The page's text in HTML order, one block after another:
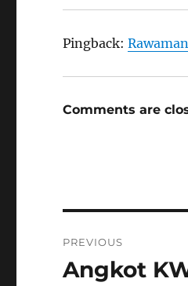
Pingback:
Comments are
navigation
PREVIOUS
Previous
Angkot